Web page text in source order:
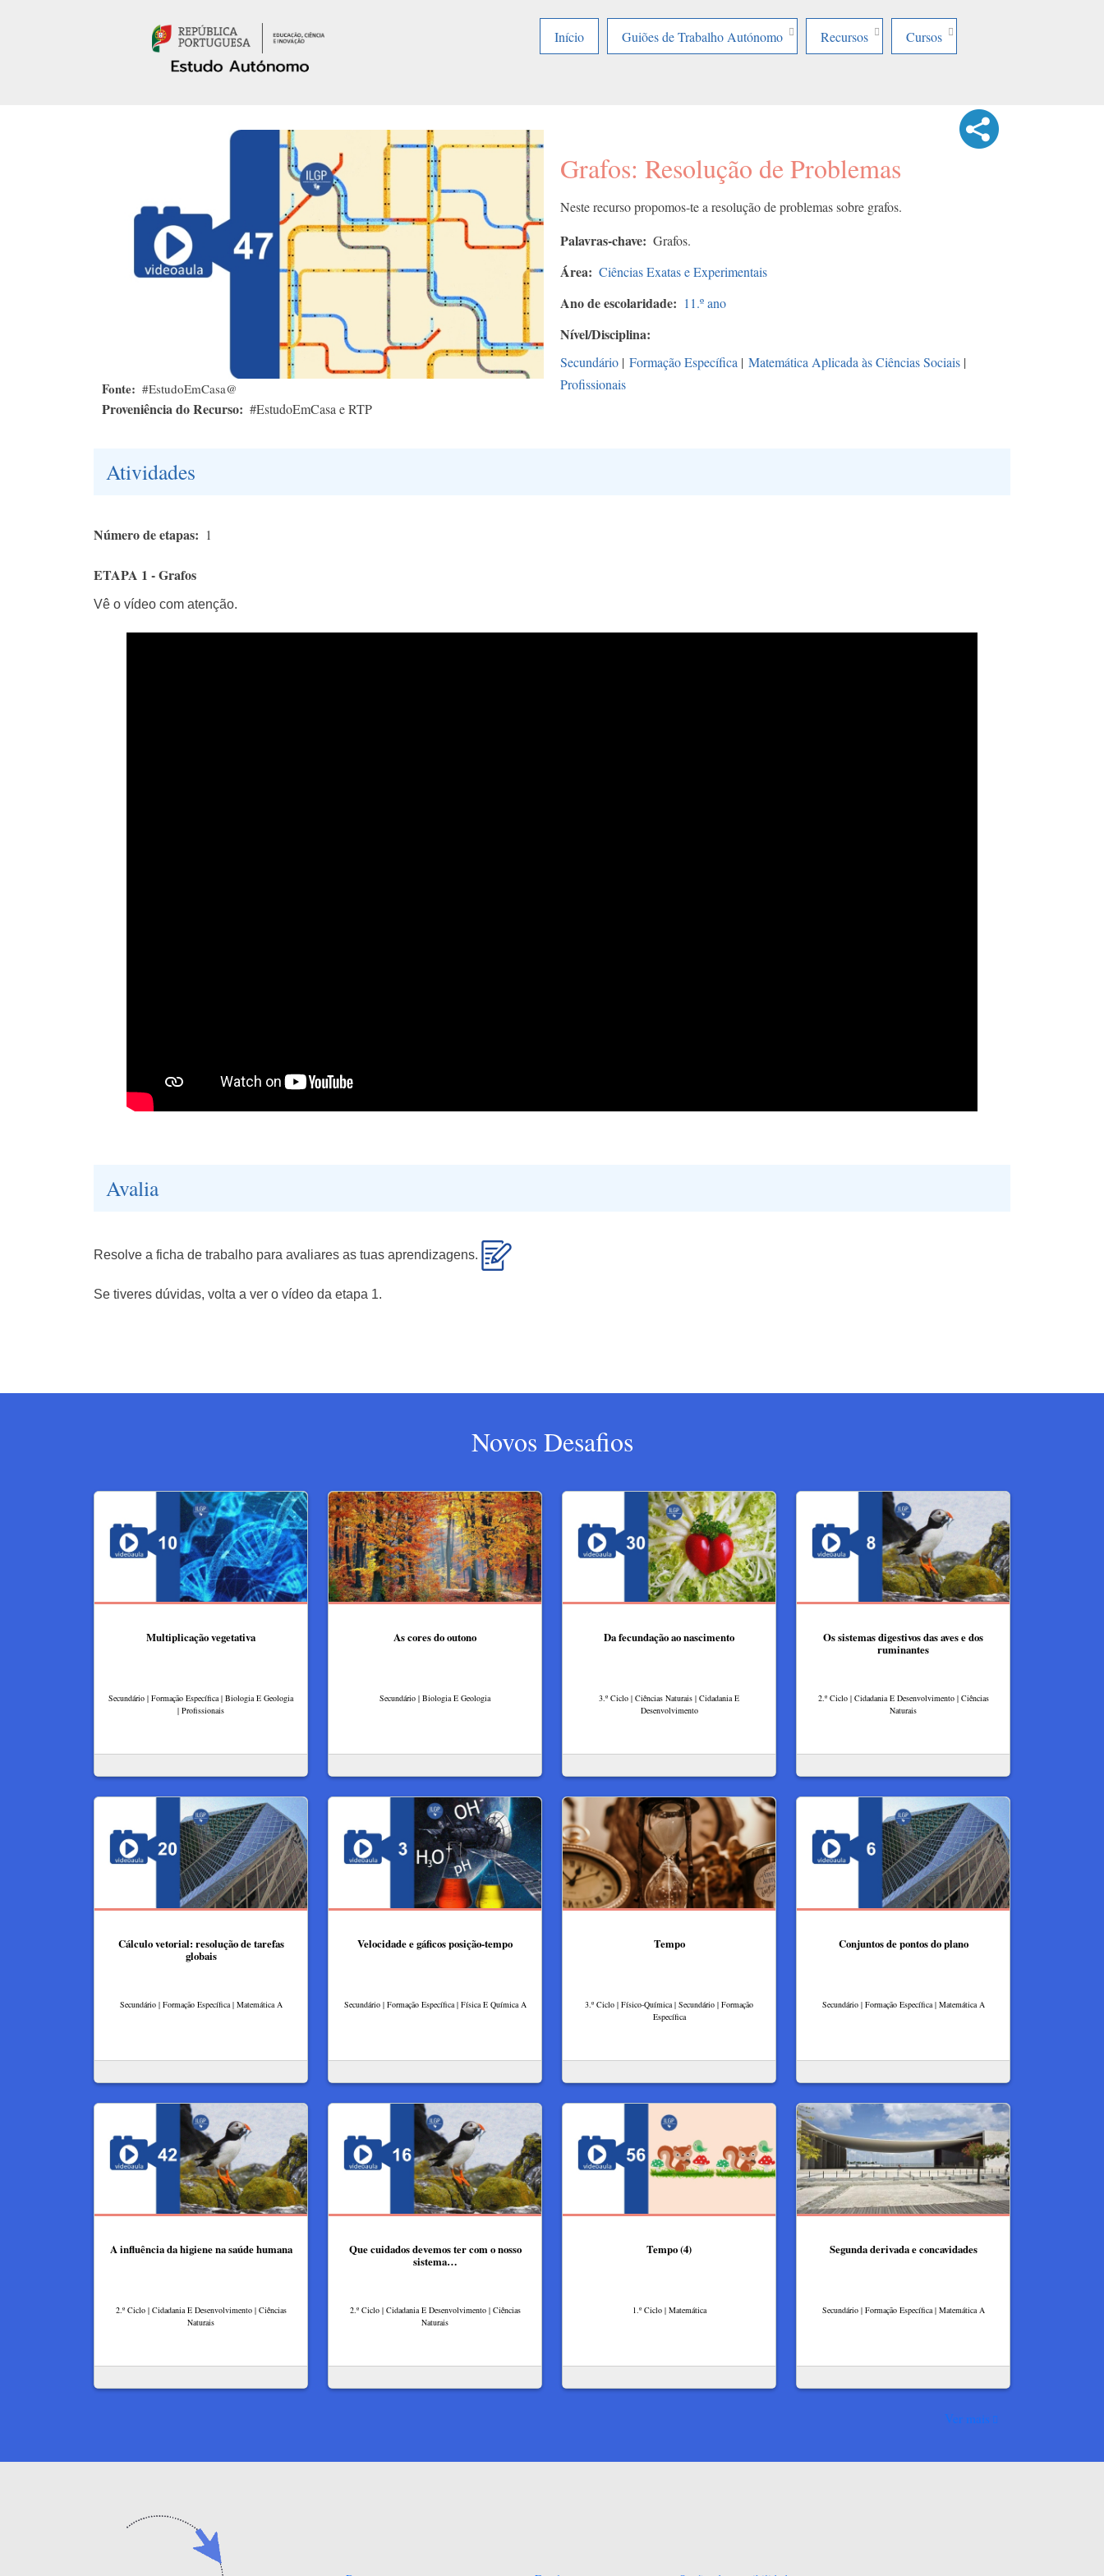
Início
Guiões de Trabalho Autónomo Recursos Cursos
Fonte #EstudoEmCasa@
Proveniência do Recurso #EstudoEmCasa e RTP
Grafos: Resolução de Problemas
Neste recurso propomos-te a resolução de problemas sobre grafos.
Palavras-chave Grafos.
Área Ciências Exatas e Experimentais
Ano de escolaridade 11.º ano
Nível/Disciplina
Secundário | Formação Específica | Matemática Aplicada às Ciências Sociais |
Profissionais
Atividades
Número de etapas 1
ETAPA 1 - Grafos
Vê o vídeo com atenção.
Avalia
Resolve a ficha de trabalho para avaliares as tuas aprendizagens.
Se tiveres dúvidas, volta a ver o vídeo da etapa 1.
Novos Desafios
Multiplicação vegetativa
Secundário | Formação Específica | Biologia E Geologia
| Profissionais
As cores do outono
Secundário | Biologia E Geologia
Da fecundação ao nascimento
3.º Ciclo | Ciências Naturais | Cidadania E
Desenvolvimento
Os sistemas digestivos das aves e dos
ruminantes
2.º Ciclo | Cidadania E Desenvolvimento | Ciências
Naturais
Cálculo vetorial: resolução de tarefas
globais
Secundário | Formação Específica | Matemática A
Velocidade e gáficos posição-tempo
Secundário | Formação Específica | Física E Química A
Tempo
3.º Ciclo | Físico-Química | Secundário | Formação
Específica
Conjuntos de pontos do plano
Secundário | Formação Específica | Matemática A
A influência da higiene na saúde humana
2.º Ciclo | Cidadania E Desenvolvimento | Ciências
Naturais
Que cuidados devemos ter com o nosso
sistema…
2.º Ciclo | Cidadania E Desenvolvimento | Ciências
Naturais
Tempo (4)
1.º Ciclo | Matemática
Segunda derivada e concavidades
Secundário | Formação Específica | Matemática A
Ver mais